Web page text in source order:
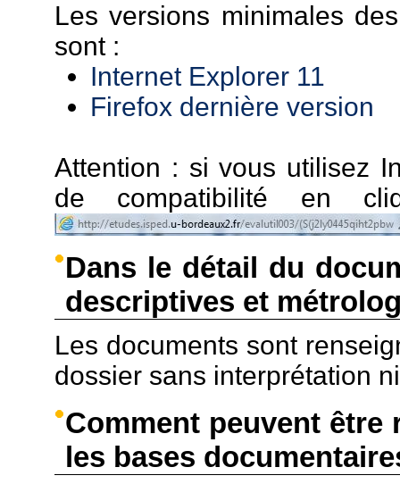
Les versions minimales
sont :
Internet Explorer 11
Firefox dernière version
Attention : si vous utilisez
de compatibilité en
Dans le détail du
descriptives et
Les documents sont
dossier sans interprétation
Comment peuvent
les bases